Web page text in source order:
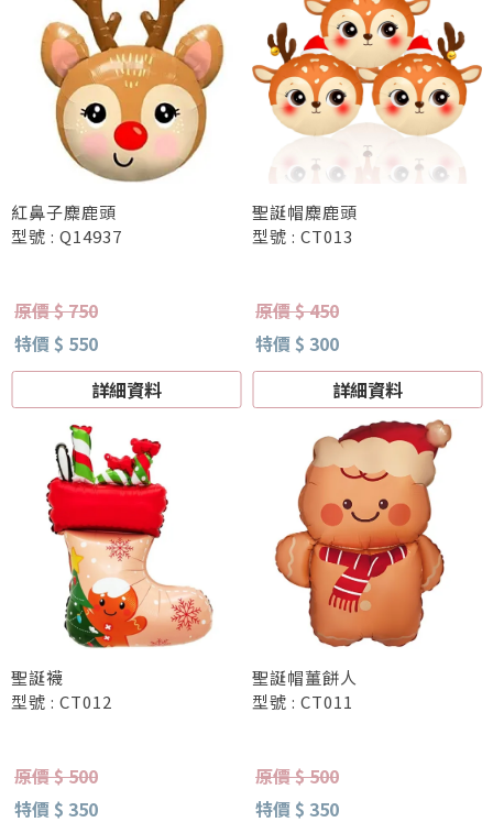
紅鼻子麋鹿頭
型號 : Q14937
原價 $ 750
特價 $ 550
詳細資料
聖誕帽麋鹿頭
型號 : CT013
原價 $ 450
特價 $ 300
詳細資料
聖誕襪
型號 : CT012
原價 $ 500
特價 $ 350
聖誕帽薑餅人
型號 : CT011
原價 $ 500
特價 $ 350